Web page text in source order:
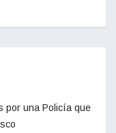
por una Policía que